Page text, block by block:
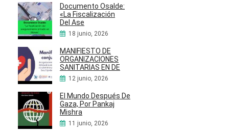
Documento Osalde:
«La Fiscalización
Del Ase
18 junio, 2026
MANIFIESTO DE
ORGANIZACIONES
SANITARIAS EN DE
12 junio, 2026
El Mundo Después De
Gaza, Por Pankaj
Mishra
11 junio, 2026